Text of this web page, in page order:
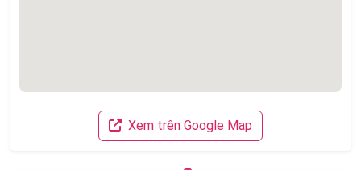
Xem trên Google Map